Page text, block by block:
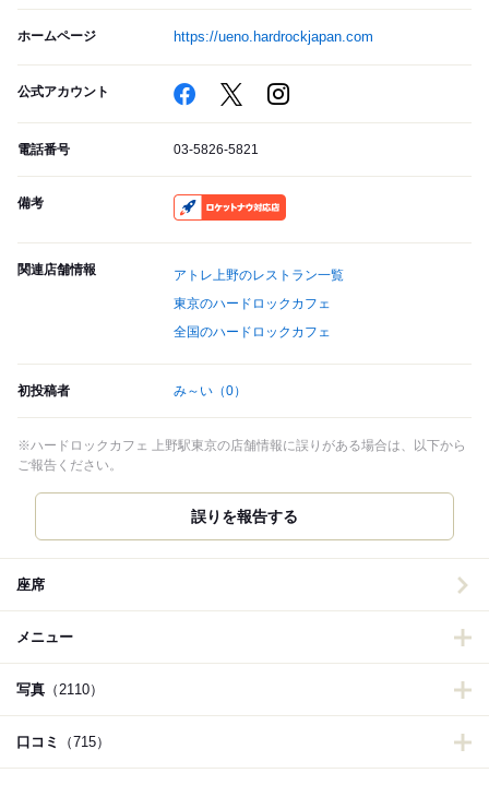
ホームページ https://ueno.hardrockjapan.com
公式アカウント
電話番号 03-5826-5821
備考
関連店舗情報
アトレ上野のレストラン一覧
東京のハードロックカフェ
全国のハードロックカフェ
初投稿者 み～い （0）
※ハードロックカフェ 上野駅東京の店舗情報に誤りがある場合は、以下から
ご報告ください。
誤りを報告する
座席
メニュー
写真 （2110）
口コミ （715）